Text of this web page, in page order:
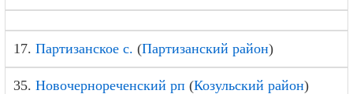
17. Партизанское с. (Партизанский район)
35. Новочернореченский рп (Козульский район)